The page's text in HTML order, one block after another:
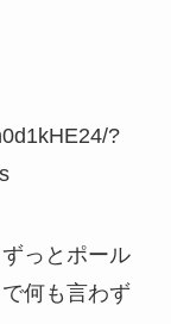
?
っとポール
何も言わず